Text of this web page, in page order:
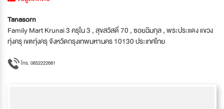
Tanasorn
Family Mart Krunai 3 ครุใน 3 , สุขสวัสดิ์ 70 , ซอยฉิมกุล , พระประแดง แขวง
ทุ่งครุ เขตทุ่งครุ จังหวัดกรุงเทพมหานคร 10130 ประเทศไทย
โทร. 0852222681